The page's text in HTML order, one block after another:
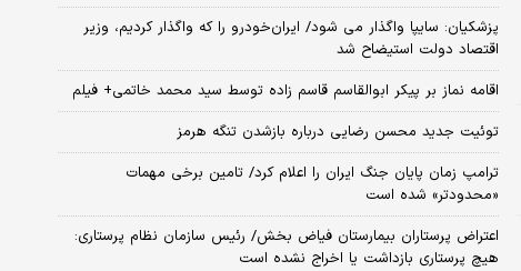
پزشکیان: سایپا واگذار می شود/ ایران‌خودرو را که واگذار کردیم، وزیر
اقتصاد دولت استیضاح شد
اقامه نماز بر پیکر ابوالقاسم قاسم زاده توسط سید محمد خاتمی+ فیلم
توئیت جدید محسن رضایی درباره بازشدن تنگه هرمز
ترامپ زمان پایان جنگ ایران را اعلام کرد/ تامین برخی مهمات
«محدودتر» شده است
اعتراض پرستاران بیمارستان فیاض بخش/ رئیس سازمان نظام پرستاری:
هیچ پرستاری بازداشت یا اخراج نشده است